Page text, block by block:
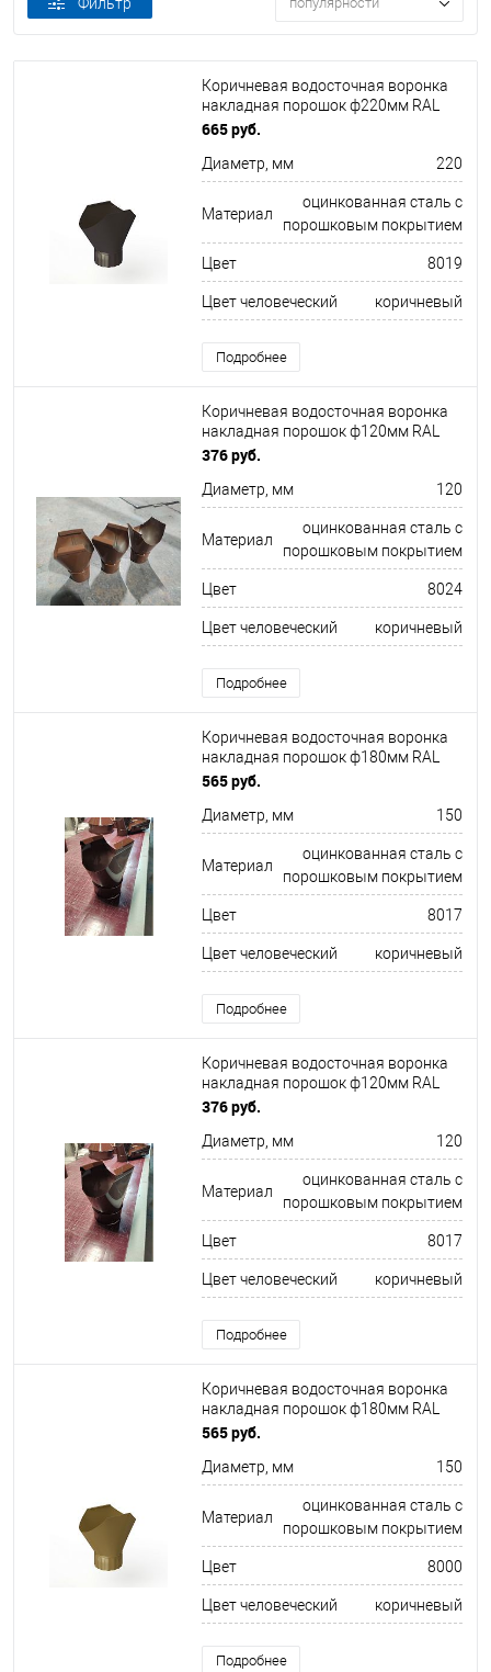
Коричневая водосточная воронка
накладная порошок ф220мм RAL
8019
665 руб.
Диаметр, мм 220
Материал
оцинкованная сталь с
порошковым покрытием
Цвет 8019
Цвет человеческий коричневый
Подробнее
Коричневая водосточная воронка
накладная порошок ф120мм RAL
8024
376 руб.
Диаметр, мм 120
Материал
оцинкованная сталь с
порошковым покрытием
Цвет 8024
Цвет человеческий коричневый
Подробнее
Коричневая водосточная воронка
накладная порошок ф180мм RAL
8017
565 руб.
Диаметр, мм 150
Материал
оцинкованная сталь с
порошковым покрытием
Цвет 8017
Цвет человеческий коричневый
Подробнее
Коричневая водосточная воронка
накладная порошок ф120мм RAL
8017
376 руб.
Диаметр, мм 120
Материал
оцинкованная сталь с
порошковым покрытием
Цвет 8017
Цвет человеческий коричневый
Подробнее
Коричневая водосточная воронка
накладная порошок ф180мм RAL
8000
565 руб.
Диаметр, мм 150
Материал
оцинкованная сталь с
порошковым покрытием
Цвет 8000
Цвет человеческий коричневый
Подробнее